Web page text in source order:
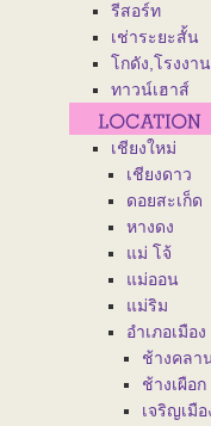
รีสอร์ท
เช่าระยะสั้น
โกดัง,โรงงาน
ทาวน์เฮาส์
เชียงใหม่
เชียงดาว
ดอยสะเก็ด
หางดง
แม่ โจ้
แม่ออน
แม่ริม
อำเภอเมือง
ช้างคลา
ช้างเผือก
เจริญเมือ